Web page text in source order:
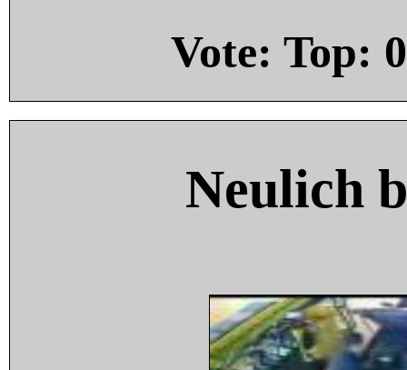
Vote: Top: 0
Neulich